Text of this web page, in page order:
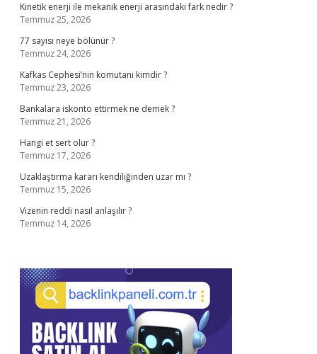
Kinetik enerji ile mekanik enerji arasındaki fark nedir ?
Temmuz 25, 2026
77 sayısı neye bölünür ?
Temmuz 24, 2026
Kafkas Cephesi’nin komutanı kimdir ?
Temmuz 23, 2026
Bankalara iskonto ettirmek ne demek ?
Temmuz 21, 2026
Hangi et sert olur ?
Temmuz 17, 2026
Uzaklaştırma kararı kendiliğinden uzar mı ?
Temmuz 15, 2026
Vizenin reddi nasıl anlaşılır ?
Temmuz 14, 2026